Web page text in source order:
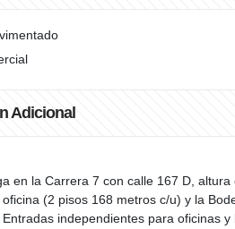
Adicional
en la Carrera 7 con calle 167 D,
(2 pisos 168 metros c/u) y la
independientes para oficinas y